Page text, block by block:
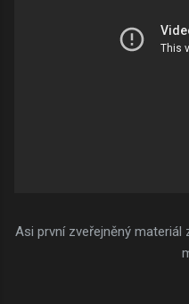
Asi první zveřejněný materiál